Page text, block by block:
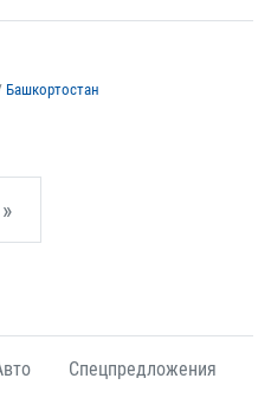
Башкортостан
Спецпредложения